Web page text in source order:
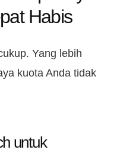
Habis
Yang lebih
kuota Anda tidak
untuk